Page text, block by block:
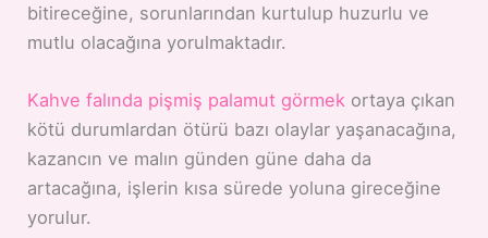
bitireceğine, sorunlarından kurtulup huzurlu ve
mutlu olacağına yorulmaktadır.
Kahve falında pişmiş palamut görmek ortaya çıkan
kötü durumlardan ötürü bazı olaylar yaşanacağına,
kazancın ve malın günden güne daha da
artacağına, işlerin kısa sürede yoluna gireceğine
yorulur.